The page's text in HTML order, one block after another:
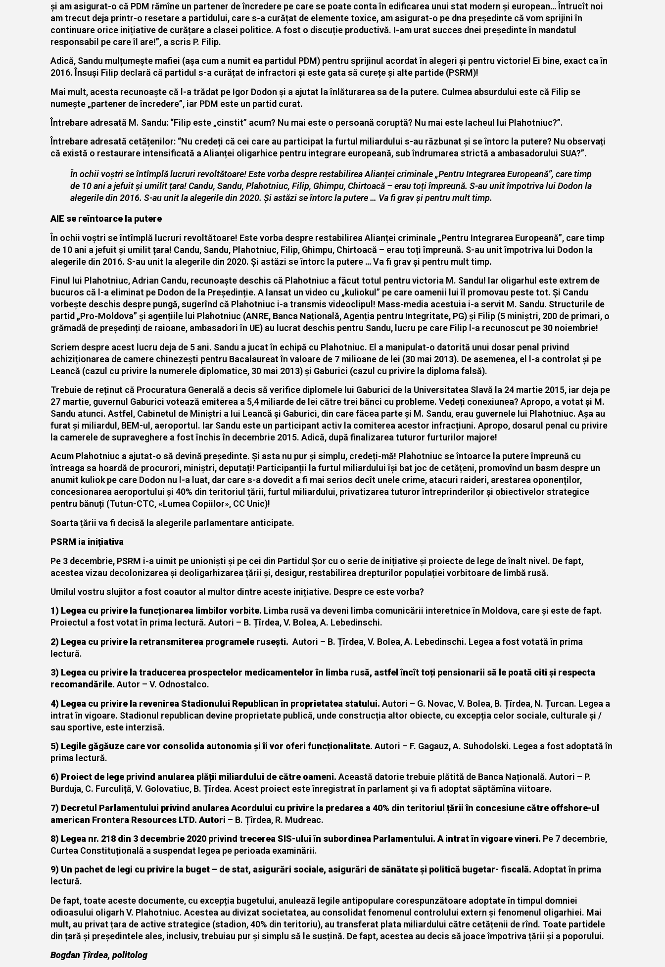
și am asigurat-o că PDM rămîne un partener de încredere pe care se poate conta în edificarea unui stat modern și european… Întrucît noi
am trecut deja printr-o resetare a partidului, care s-a curățat de elemente toxice, am asigurat-o pe dna președinte că vom sprijini în
continuare orice inițiative de curățare a clasei politice. A fost o discuție productivă. I-am urat succes dnei președinte în mandatul
responsabil pe care îl are!”, a scris P. Filip.
Adică, Sandu mulțumește mafiei (așa cum a numit ea partidul PDM) pentru sprijinul acordat în alegeri și pentru victorie! Ei bine, exact ca în
2016. Însuși Filip declară că partidul s-a curățat de infractori și este gata să curețe și alte partide (PSRM)!
Mai mult, acesta recunoaște că l-a trădat pe Igor Dodon și a ajutat la înlăturarea sa de la putere. Culmea absurdului este că Filip se
numește „partener de încredere”, iar PDM este un partid curat.
Întrebare adresată M. Sandu: “Filip este „cinstit” acum? Nu mai este o persoană coruptă? Nu mai este lacheul lui Plahotniuc?”.
Întrebare adresată cetățenilor: “Nu credeți că cei care au participat la furtul miliardului s-au răzbunat și se întorc la putere? Nu observați
că există o restaurare intensificată a Alianței oligarhice pentru integrare europeană, sub îndrumarea strictă a ambasadorului SUA?”.
În ochii voștri se întîmplă lucruri revoltătoare! Este vorba despre restabilirea Alianței criminale „Pentru Integrarea Europeană”, care timp
de 10 ani a jefuit și umilit țara! Candu, Sandu, Plahotniuc, Filip, Ghimpu, Chirtoacă – erau toți împreună. S-au unit împotriva lui Dodon la
alegerile din 2016. S-au unit la alegerile din 2020. Și astăzi se întorc la putere … Va fi grav și pentru mult timp.
AIE se reîntoarce la putere
În ochii voștri se întîmplă lucruri revoltătoare! Este vorba despre restabilirea Alianței criminale „Pentru Integrarea Europeană”, care timp
de 10 ani a jefuit și umilit țara! Candu, Sandu, Plahotniuc, Filip, Ghimpu, Chirtoacă – erau toți împreună. S-au unit împotriva lui Dodon la
alegerile din 2016. S-au unit la alegerile din 2020. Și astăzi se întorc la putere … Va fi grav și pentru mult timp.
Finul lui Plahotniuc, Adrian Candu, recunoaște deschis că Plahotniuc a făcut totul pentru victoria M. Sandu! Iar oligarhul este extrem de
bucuros că l-a eliminat pe Dodon de la Președinție. A lansat un video cu „kuliokul” pe care oamenii lui îl promovau peste tot. Și Candu
vorbește deschis despre pungă, sugerînd că Plahotniuc i-a transmis videoclipul! Mass-media acestuia i-a servit M. Sandu. Structurile de
partid „Pro-Moldova” și agențiile lui Plahotniuc (ANRE, Banca Națională, Agenția pentru Integritate, PG) și Filip (5 miniștri, 200 de primari, o
grămadă de președinți de raioane, ambasadori în UE) au lucrat deschis pentru Sandu, lucru pe care Filip l-a recunoscut pe 30 noiembrie!
Scriem despre acest lucru deja de 5 ani. Sandu a jucat în echipă cu ​​Plahotniuc. El a manipulat-o datorită unui dosar penal privind
achiziționarea de camere chinezești pentru Bacalaureat în valoare de 7 milioane de lei (30 mai 2013). De asemenea, el l-a controlat și pe
Leancă (cazul cu privire la numerele diplomatice, 30 mai 2013) și Gaburici (cazul cu privire la diploma falsă).
Trebuie de reținut că Procuratura Generală a decis să verifice diplomele lui Gaburici de la Universitatea Slavă la 24 martie 2015, iar deja pe
27 martie, guvernul Gaburici votează emiterea a 5,4 miliarde de lei către trei bănci cu probleme. Vedeți conexiunea? Apropo, a votat și M.
Sandu atunci. Astfel, Cabinetul de Miniștri a lui Leancă și Gaburici, din care făcea parte și M. Sandu, erau guvernele lui Plahotniuc. Așa au
furat și miliardul, BEM-ul, aeroportul. Iar Sandu este un participant activ la comiterea acestor infracțiuni. Apropo, dosarul penal cu privire
la camerele de supraveghere a fost închis în decembrie 2015. Adică, după finalizarea tuturor furturilor majore!
Acum Plahotniuc a ajutat-o să devină președinte. Și asta nu pur și simplu, credeți-mă! Plahotniuc se întoarce la putere împreună cu
întreaga sa hoardă de procurori, miniștri, deputați! Participanții la furtul miliardului își bat joc de cetățeni, promovînd un basm despre un
anumit kuliok pe care Dodon nu l-a luat, dar care s-a dovedit a fi mai serios decît unele crime, atacuri raideri, arestarea oponenților,
concesionarea aeroportului și 40% din teritoriul țării, furtul miliardului, privatizarea tuturor întreprinderilor și obiectivelor strategice
pentru bănuți (Tutun-CTC, «Lumea Copiilor», CC Unic)!
Soarta țării va fi decisă la alegerile parlamentare anticipate.
PSRM ia inițiativa
Pe 3 decembrie, PSRM i-a uimit pe unioniști și pe cei din Partidul Șor cu o serie de inițiative și proiecte de lege de înalt nivel. De fapt,
acestea vizau decolonizarea și deoligarhizarea țării și, desigur, restabilirea drepturilor populației vorbitoare de limbă rusă.
Umilul vostru slujitor a fost coautor al multor dintre aceste inițiative. Despre ce este vorba?
1) Legea cu privire la funcționarea limbilor vorbite. Limba rusă va deveni limba comunicării interetnice în Moldova, care și este de fapt.
Proiectul a fost votat în prima lectură. Autori – B. Țîrdea, V. Bolea, A. Lebedinschi.
2) Legea cu privire la retransmiterea programele rusești. Autori – B. Țîrdea, V. Bolea, A. Lebedinschi. Legea a fost votată în prima
lectură.
3) Legea cu privire la traducerea prospectelor medicamentelor în limba rusă, astfel încît toți pensionarii să le poată citi și respecta
recomandările. Autor – V. Odnostalco.
4) Legea cu privire la revenirea Stadionului Republican în proprietatea statului. Autori – G. Novac, V. Bolea, B. Țîrdea, N. Țurcan. Legea a
intrat în vigoare. Stadionul republican devine proprietate publică, unde construcția altor obiecte, cu excepția celor sociale, culturale și /
sau sportive, este interzisă.
5) Legile găgăuze care vor consolida autonomia și îi vor oferi funcționalitate. Autori – F. Gagauz, A. Suhodolski. Legea a fost adoptată în
prima lectură.
6) Proiect de lege privind anularea plății miliardului de către oameni. Această datorie trebuie plătită de Banca Națională. Autori – P.
Burduja, C. Furculiță, V. Golovatiuc, B. Țîrdea. Acest proiect este înregistrat în parlament și va fi adoptat săptămîna viitoare.
7) Decretul Parlamentului privind anularea Acordului cu privire la predarea a 40% din teritoriul țării în concesiune către offshore-ul
american Frontera Resources LTD. Autori – B. Țîrdea, R. Mudreac.
8) Legea nr. 218 din 3 decembrie 2020 privind trecerea SIS-ului în subordinea Parlamentului. A intrat în vigoare vineri. Pe 7 decembrie,
Curtea Constituțională a suspendat legea pe perioada examinării.
9) Un pachet de legi cu privire la buget – de stat, asigurări sociale, asigurări de sănătate și politică bugetar- fiscală. Adoptat în prima
lectură.
De fapt, toate aceste documente, cu excepția bugetului, anulează legile antipopulare corespunzătoare adoptate în timpul domniei
odioasului oligarh V. Plahotniuc. Acestea au divizat societatea, au consolidat fenomenul controlului extern și fenomenul oligarhiei. Mai
mult, au privat țara de active strategice (stadion, 40% din teritoriu), au transferat plata miliardului către cetățenii de rînd. Toate partidele
din țară și președintele ales, inclusiv, trebuiau pur și simplu să le susțină. De fapt, acestea au decis să joace împotriva țării și a poporului.
Bogdan Țîrdea, politolog